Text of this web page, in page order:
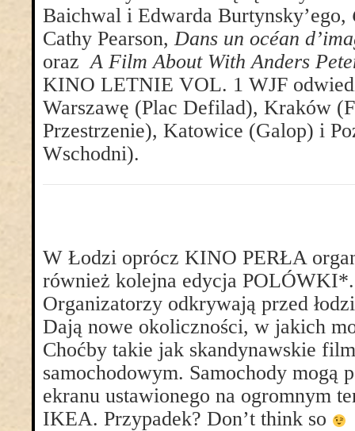
Baichwal i Edwarda Burtynsky’ego,
Cathy Pearson,Dans un océan
orazA Film About With Anders
KINO LETNIE VOL. 1 WJF
Warszawę (Plac Defilad), Kraków
Przestrzenie), Katowice (Galop) i
Wschodni).
W Łodzi oprócz KINO PERŁA
również kolejna edycja
Organizatorzy odkrywają przed
Dają nowe okoliczności, w jakich
Choćby takie jak skandynawskie
samochodowym. Samochody mogą
ekranu ustawionego na ogromnym
IKEA. Przypadek? Don’t think so